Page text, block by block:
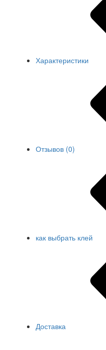
Характеристики
Отзывов (0)
как выбрать клей
Доставка